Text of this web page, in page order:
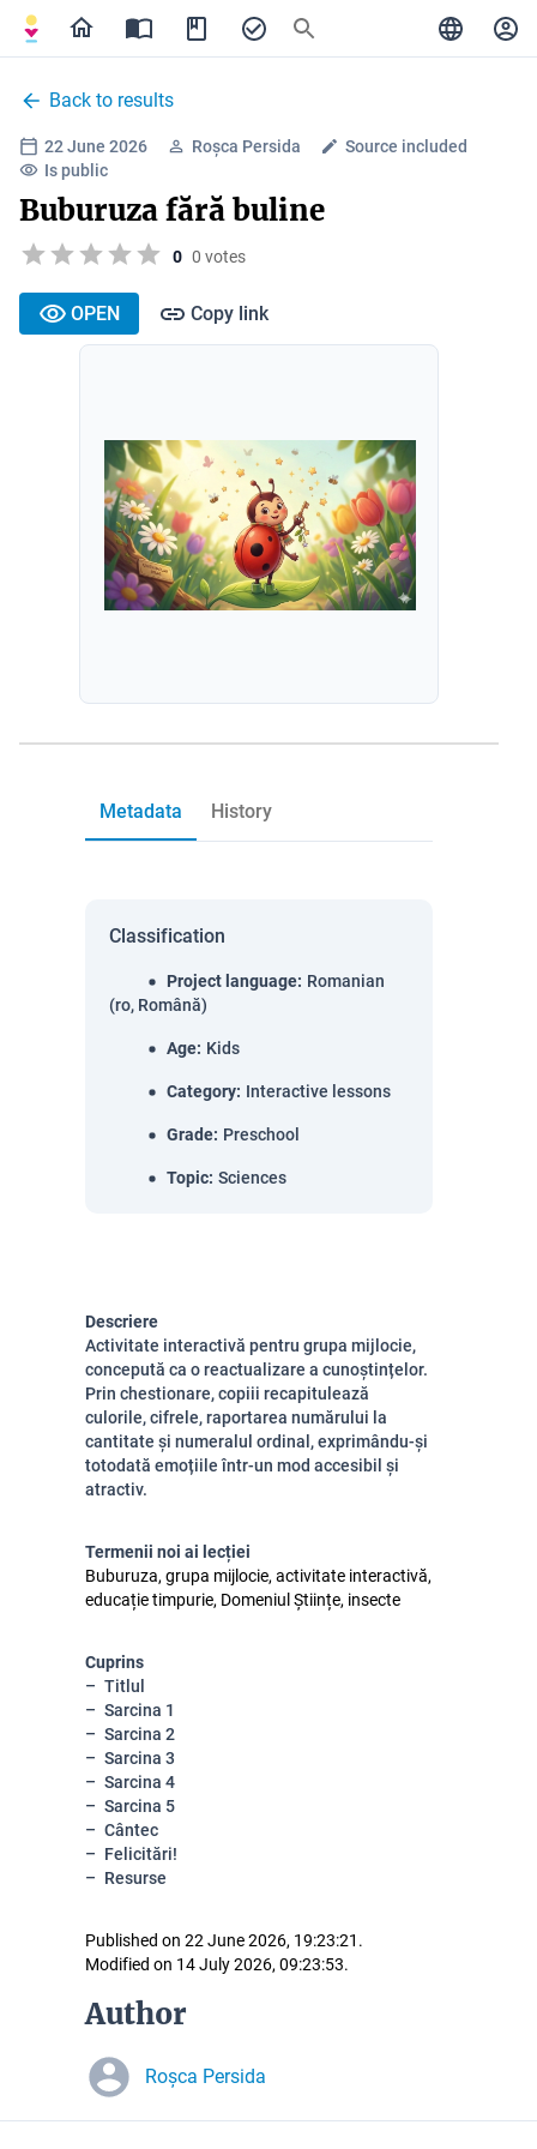
Back to results
22 June 2026 Roșca Persida
Source included
Is public
Buburuza fără buline
0 0 votes
OPEN Copy link
Metadata History
Classification
Project language: Romanian
(ro, Română)
Age: Kids
Category: Interactive lessons
Grade: Preschool
Topic: Sciences
Descriere
Activitate interactivă pentru grupa mijlocie,
concepută ca o reactualizare a cunoștințelor.
Prin chestionare, copiii recapitulează
culorile, cifrele, raportarea numărului la
cantitate și numeralul ordinal, exprimându-și
totodată emoțiile într-un mod accesibil și
atractiv.
Termenii noi ai lecției
Buburuza, grupa mijlocie, activitate interactivă,
educație timpurie, Domeniul Științe, insecte
Cuprins
Titlul
Sarcina 1
Sarcina 2
Sarcina 3
Sarcina 4
Sarcina 5
Cântec
Felicitări!
Resurse
Published on 22 June 2026, 19:23:21.
Modified on 14 July 2026, 09:23:53.
Author
Roșca Persida